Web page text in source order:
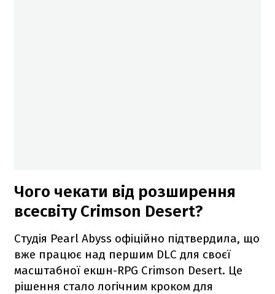
Чого чекати від розширення
всесвіту Crimson Desert?
Студія Pearl Abyss офіційно підтвердила, що
вже працює над першим DLC для своєї
масштабної екшн-RPG Crimson Desert. Це
рішення стало логічним кроком для